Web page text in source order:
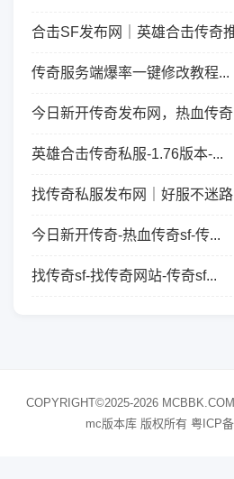
合击SF发布网｜英雄合击传奇
传奇服务端爆率一键修改教程...
今日新开传奇发布网，热血传奇
英雄合击传奇私服-1.76版本-...
找传奇私服发布网｜好服不迷路
今日新开传奇-热血传奇sf-传...
找传奇sf-找传奇网站-传奇sf...
COPYRIGHT©2025-2026
mc版本库 版权所有 粤ICP